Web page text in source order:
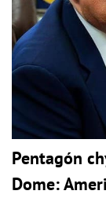
Pentagón
Dome: